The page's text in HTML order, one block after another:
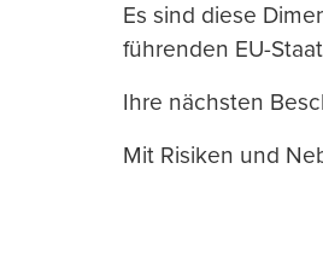
Es sind diese
führenden EU-
Ihre nächsten
Mit Risiken und